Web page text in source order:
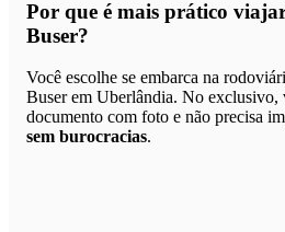
Por que é mais prático
Buser?
Você escolhe se embarca na
Buser em Uberlândia. No exclusivo,
documento com foto e não precisa
sem burocracias.